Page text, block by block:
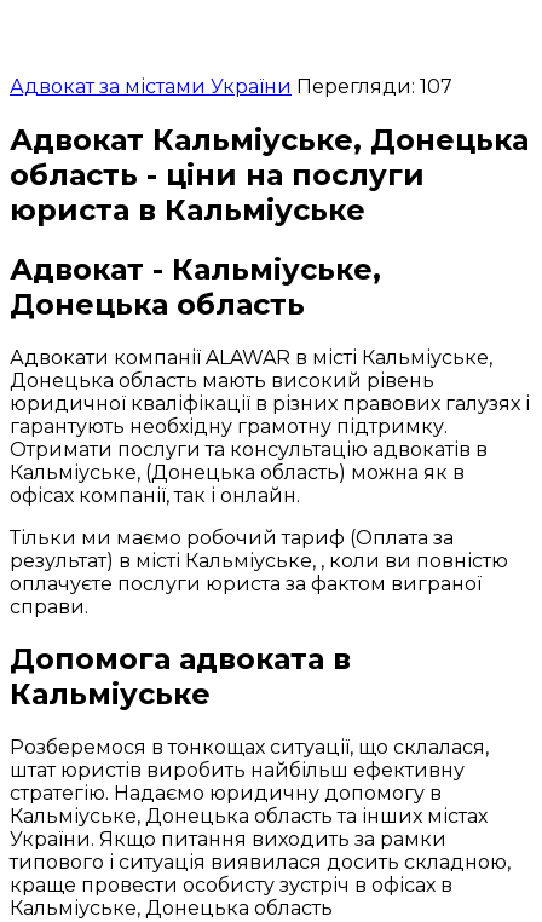
Адвокат за містами України Перегляди: 107
Адвокат Кальміуське, Донецька
область - ціни на послуги
юриста в Кальміуське
Адвокат - Кальміуське,
Донецька область
Адвокати компанії ALAWAR в місті Кальміуське,
Донецька область мають високий рівень
юридичної кваліфікації в різних правових галузях і
гарантують необхідну грамотну підтримку.
Отримати послуги та консультацію адвокатів в
Кальміуське, (Донецька область) можна як в
офісах компанії, так і онлайн.
Тільки ми маємо робочий тариф (Оплата за
результат) в місті Кальміуське, , коли ви повністю
оплачуєте послуги юриста за фактом виграної
справи.
Допомога адвоката в
Кальміуське
Розберемося в тонкощах ситуації, що склалася,
штат юристів виробить найбільш ефективну
стратегію. Надаємо юридичну допомогу в
Кальміуське, Донецька область та інших містах
України. Якщо питання виходить за рамки
типового і ситуація виявилася досить складною,
краще провести особисту зустріч в офісах в
Кальміуське, Донецька область